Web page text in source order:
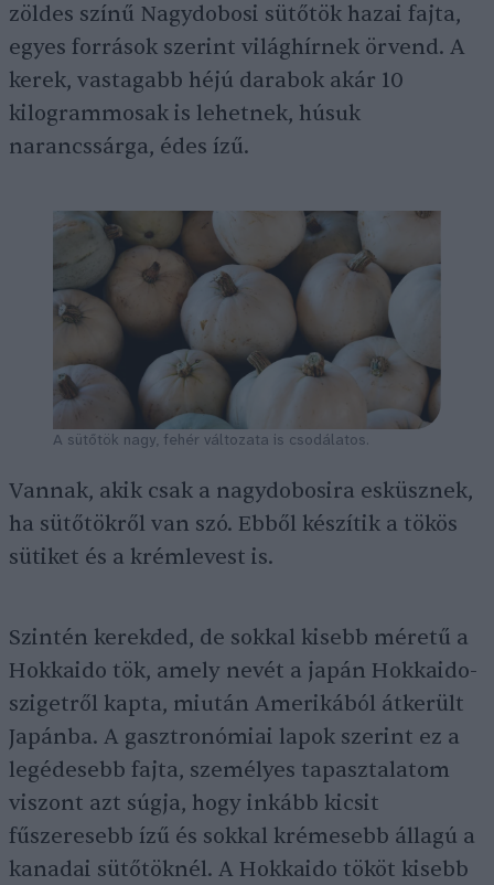
zöldes színű Nagydobosi sütőtök hazai fajta,
egyes források szerint világhírnek örvend. A
kerek, vastagabb héjú darabok akár 10
kilogrammosak is lehetnek, húsuk
narancssárga, édes ízű.
A sütőtök nagy, fehér változata is csodálatos.
Vannak, akik csak a nagydobosira esküsznek,
ha sütőtökről van szó. Ebből készítik a tökös
sütiket és a krémlevest is.
Szintén kerekded, de sokkal kisebb méretű a
Hokkaido tök, amely nevét a japán Hokkaido-
szigetről kapta, miután Amerikából átkerült
Japánba. A gasztronómiai lapok szerint ez a
legédesebb fajta, személyes tapasztalatom
viszont azt súgja, hogy inkább kicsit
fűszeresebb ízű és sokkal krémesebb állagú a
kanadai sütőtöknél. A Hokkaido tököt kisebb